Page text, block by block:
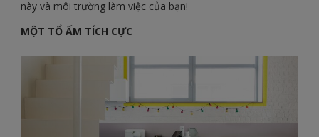
này và môi trường làm việc của bạn!
MỘT TỔ ẤM TÍCH CỰC